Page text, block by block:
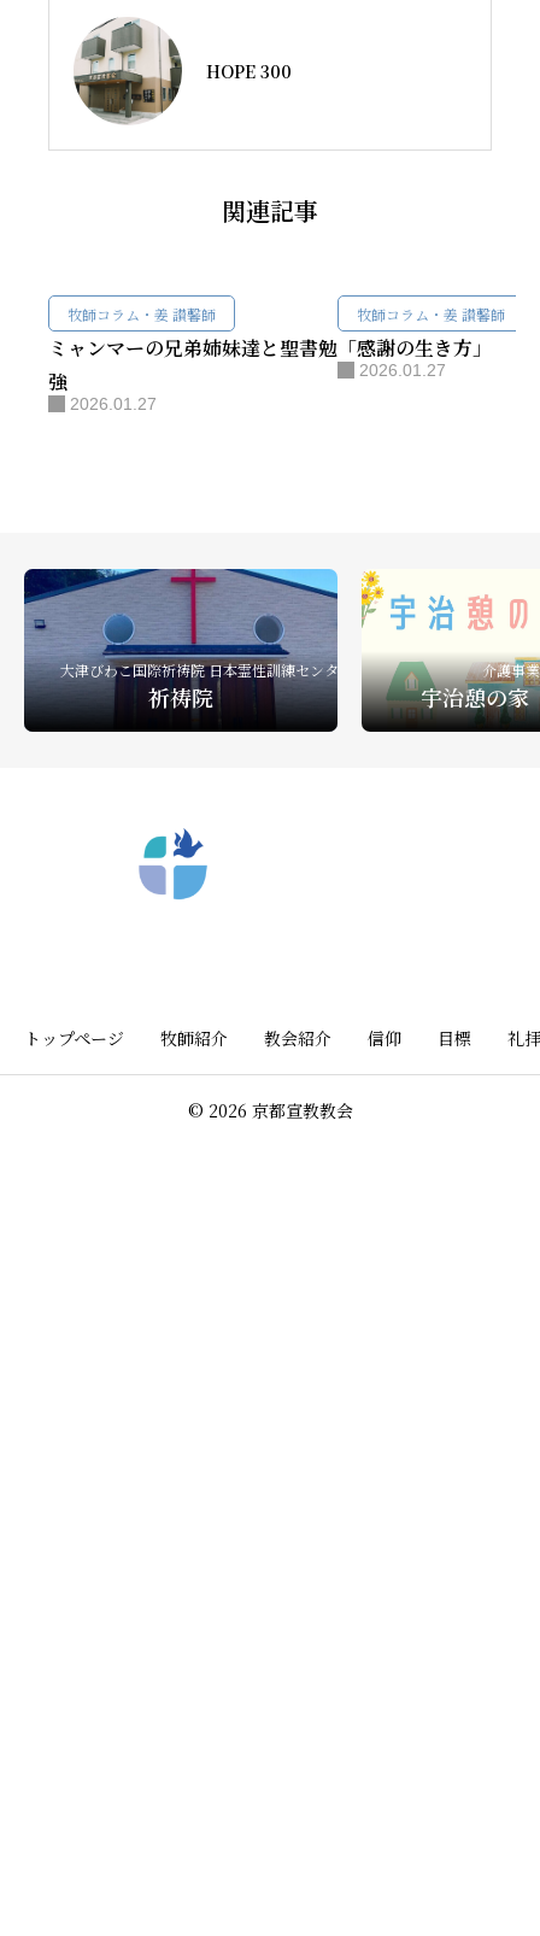
HOPE 300
関連記事
牧師コラム・姜 讃馨師
ミャンマーの兄弟姉妹達と聖書勉
強
2026.01.27
牧師コラム・姜 讃馨師
「感謝の生き方」
2026.01.27
大津びわこ国際祈祷院 日本霊性訓練センター
祈祷院
介護事
宇治憩の
トップページ 牧師紹介 教会紹介 信仰 目標 礼
© 2026 京都宣教教会